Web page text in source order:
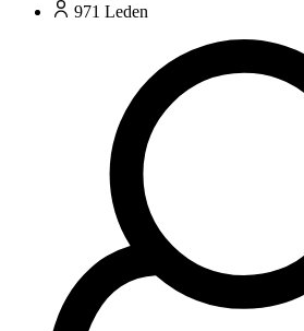
971 Leden